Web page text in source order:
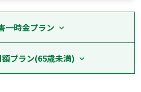
一時金プラン
プラン(65歳未満)